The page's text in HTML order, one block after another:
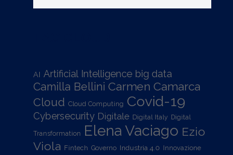
AI Artificial Intelligence big data
Camilla Bellini Carmen Camarca
Cloud Cloud Computing Covid-19
Cybersecurity Digitale Digital Italy Digital
Transformation Elena Vaciago Ezio
Viola Fintech Governo Industria 4.0 Innovazione